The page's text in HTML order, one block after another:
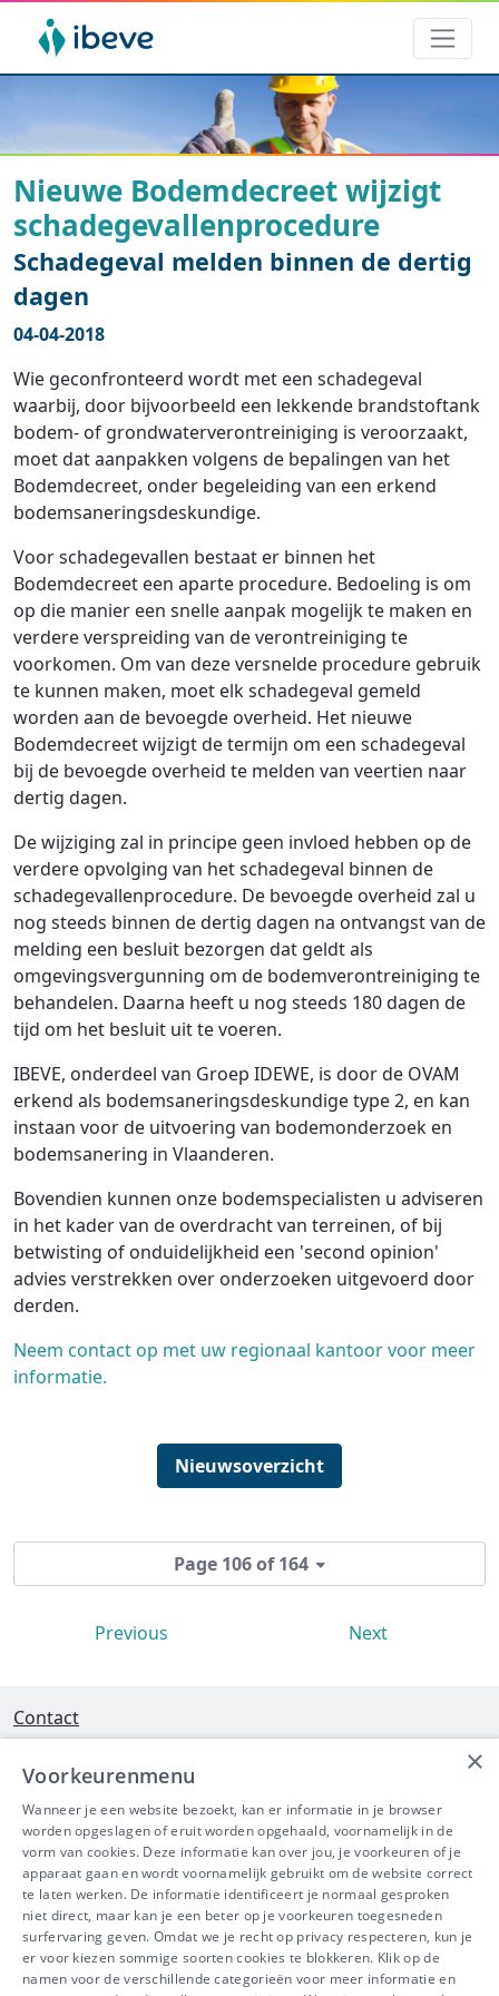
Nieuwe Bodemdecreet wijzigt
schadegevallenprocedure
Schadegeval melden binnen de dertig
dagen
04-04-2018
Wie geconfronteerd wordt met een schadegeval
waarbij, door bijvoorbeeld een lekkende brandstoftank
bodem- of grondwaterverontreiniging is veroorzaakt,
moet dat aanpakken volgens de bepalingen van het
Bodemdecreet, onder begeleiding van een erkend
bodemsaneringsdeskundige.
Voor schadegevallen bestaat er binnen het
Bodemdecreet een aparte procedure. Bedoeling is om
op die manier een snelle aanpak mogelijk te maken en
verdere verspreiding van de verontreiniging te
voorkomen. Om van deze versnelde procedure gebruik
te kunnen maken, moet elk schadegeval gemeld
worden aan de bevoegde overheid. Het nieuwe
Bodemdecreet wijzigt de termijn om een schadegeval
bij de bevoegde overheid te melden van veertien naar
dertig dagen.
De wijziging zal in principe geen invloed hebben op de
verdere opvolging van het schadegeval binnen de
schadegevallenprocedure. De bevoegde overheid zal u
nog steeds binnen de dertig dagen na ontvangst van de
melding een besluit bezorgen dat geldt als
omgevingsvergunning om de bodemverontreiniging te
behandelen. Daarna heeft u nog steeds 180 dagen de
tijd om het besluit uit te voeren.
IBEVE, onderdeel van Groep IDEWE, is door de OVAM
erkend als bodemsaneringsdeskundige type 2, en kan
instaan voor de uitvoering van bodemonderzoek en
bodemsanering in Vlaanderen.
Bovendien kunnen onze bodemspecialisten u adviseren
in het kader van de overdracht van terreinen, of bij
betwisting of onduidelijkheid een 'second opinion'
advies verstrekken over onderzoeken uitgevoerd door
derden.
Neem contact op met uw regionaal kantoor voor meer
informatie.
Nieuwsoverzicht
Page 106 of 164
Previous Next
Contact
Interleuvenlaan 58 - 3001 Heverlee
Tel 016/390490
info@ibeve.be
Ondernemingsnummer: 0436 612 044
×
Voorkeurenmenu
Wanneer je een website bezoekt, kan er informatie in je browser
worden opgeslagen of eruit worden opgehaald, voornamelijk in de
vorm van cookies. Deze informatie kan over jou, je voorkeuren of je
apparaat gaan en wordt voornamelijk gebruikt om de website correct
te laten werken. De informatie identificeert je normaal gesproken
niet direct, maar kan je een beter op je voorkeuren toegesneden
surfervaring geven. Omdat we je recht op privacy respecteren, kun je
er voor kiezen sommige soorten cookies te blokkeren. Klik op de
namen voor de verschillende categorieën voor meer informatie en